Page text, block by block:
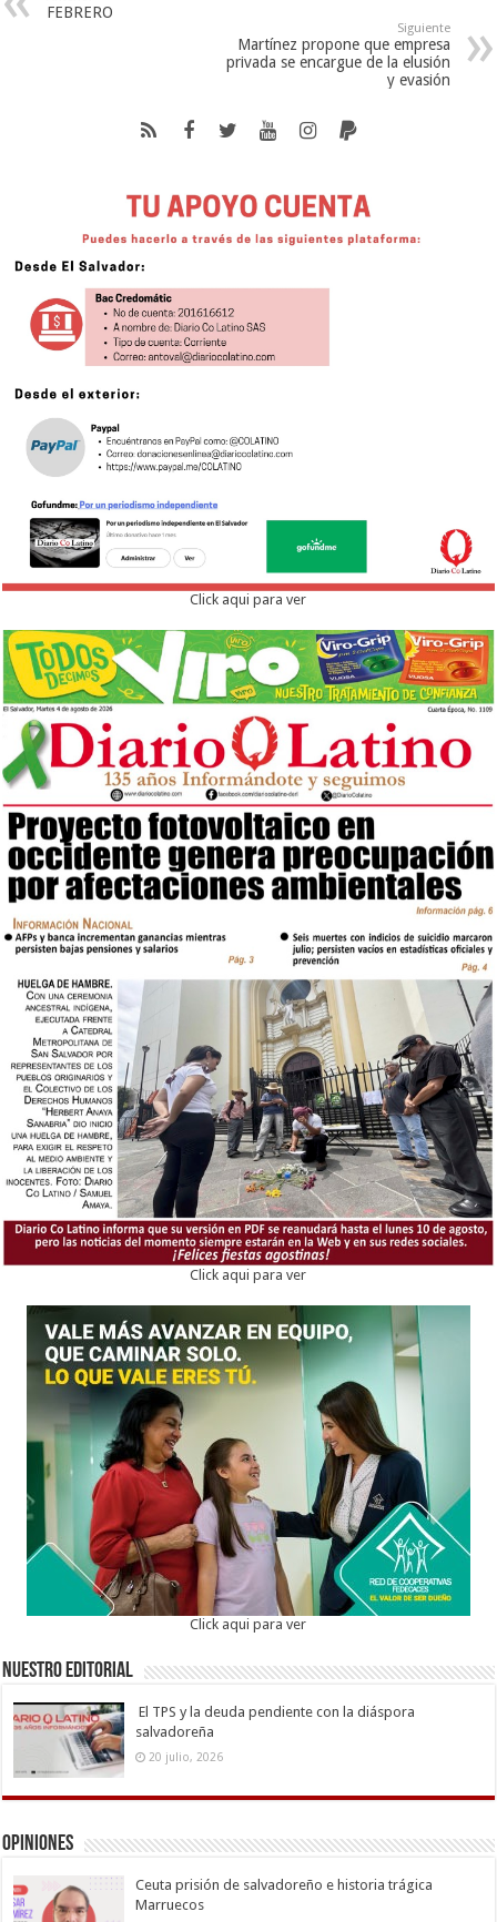
FEBRERO
Siguiente
Martínez propone que empresa
privada se encargue de la elusión
y evasión
Click aqui para ver
Click aqui para ver
Click aqui para ver
Nuestro Editorial
El TPS y la deuda pendiente con la diáspora
salvadoreña
20 julio, 2026
Opiniones
Ceuta prisión de salvadoreño e historia trágica
Marruecos